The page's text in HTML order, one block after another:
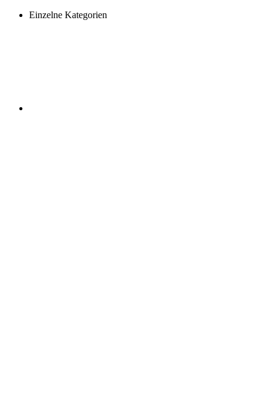
Einzelne Kategorien